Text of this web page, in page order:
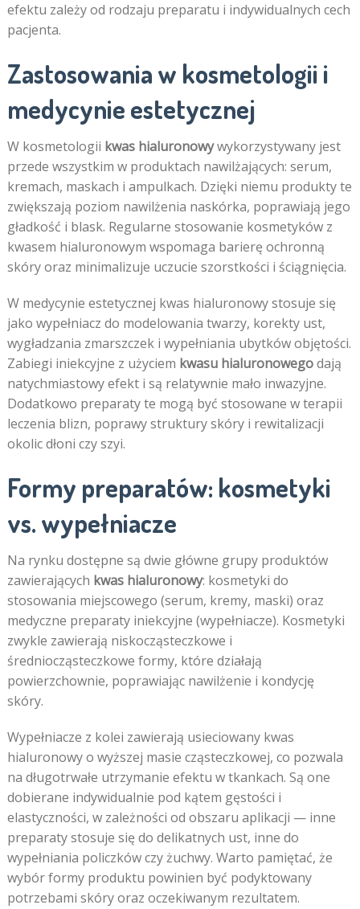
efektu zależy od rodzaju preparatu i indywidualnych cech
pacjenta.
Zastosowania w kosmetologii i
medycynie estetycznej
W kosmetologii kwas hialuronowywykorzystywany jest
przede wszystkim w produktach nawilżających: serum,
kremach, maskach i ampulkach. Dzięki niemu produkty te
zwiększają poziom nawilżenia naskórka, poprawiają jego
gładkość i blask. Regularne stosowanie kosmetyków z
kwasem hialuronowym wspomaga barierę ochronną
skóry oraz minimalizuje uczucie szorstkości i ściągnięcia.
W medycynie estetycznej kwas hialuronowy stosuje się
jako wypełniacz do modelowania twarzy, korekty ust,
wygładzania zmarszczek i wypełniania ubytków objętości.
Zabiegi iniekcyjne z użyciem kwasu hialuronowegodają
natychmiastowy efekt i są relatywnie mało inwazyjne.
Dodatkowo preparaty te mogą być stosowane w terapii
leczenia blizn, poprawy struktury skóry i rewitalizacji
okolic dłoni czy szyi.
Formy preparatów: kosmetyki
vs. wypełniacze
Na rynku dostępne są dwie główne grupy produktów
zawierających kwas hialuronowy: kosmetyki do
stosowania miejscowego (serum, kremy, maski) oraz
medyczne preparaty iniekcyjne (wypełniacze). Kosmetyki
zwykle zawierają niskocząsteczkowe i
średniocząsteczkowe formy, które działają
powierzchownie, poprawiając nawilżenie i kondycję
skóry.
Wypełniacze z kolei zawierają usieciowany kwas
hialuronowy o wyższej masie cząsteczkowej, co pozwala
na długotrwałe utrzymanie efektu w tkankach. Są one
dobierane indywidualnie pod kątem gęstości i
elastyczności, w zależności od obszaru aplikacji — inne
preparaty stosuje się do delikatnych ust, inne do
wypełniania policzków czy żuchwy. Warto pamiętać, że
wybór formy produktu powinien być podyktowany
potrzebami skóry oraz oczekiwanym rezultatem.